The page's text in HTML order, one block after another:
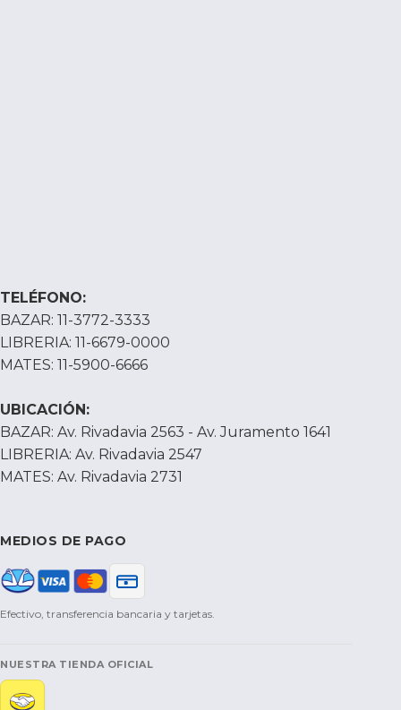
TELÉFONO:
BAZAR: 11-3772-3333
LIBRERIA: 11-6679-0000
MATES: 11-5900-6666
UBICACIÓN:
BAZAR: Av. Rivadavia 2563 - Av. Juramento 1641
LIBRERIA: Av. Rivadavia 2547
MATES: Av. Rivadavia 2731
MEDIOS DE PAGO
Efectivo, transferencia bancaria y tarjetas.
NUESTRA TIENDA OFICIAL